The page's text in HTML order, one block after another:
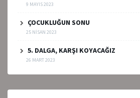
9 MAYIS 2023
ÇOCUKLUĞUN SONU
25 NISAN 2023
5. DALGA, KARŞI KOYACAĞIZ
26 MART 2023